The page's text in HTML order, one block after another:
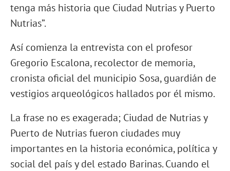
tenga más historia que Ciudad Nutrias y Puerto
Nutrias”.
Así comienza la entrevista con el profesor
Gregorio Escalona, recolector de memoria,
cronista oficial del municipio Sosa, guardián de
vestigios arqueológicos hallados por él mismo.
La frase no es exagerada; Ciudad de Nutrias y
Puerto de Nutrias fueron ciudades muy
importantes en la historia económica, política y
social del país y del estado Barinas. Cuando el